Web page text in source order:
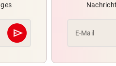
send
Abschicken E-Mail